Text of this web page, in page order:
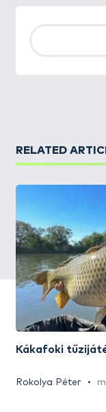
RELATED
Kákafoki
Rokolya Péter